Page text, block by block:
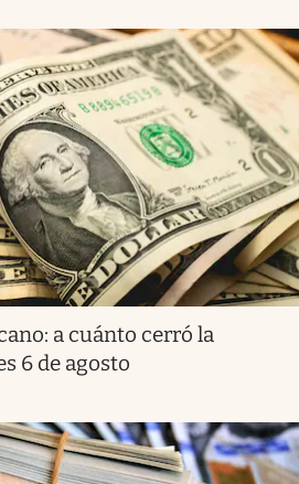
a cuánto cerró la
6 de agosto